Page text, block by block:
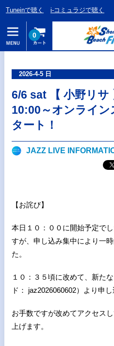
Tuneinで聴く i-コミュラジで聴く
0
2026-4-5 日
6/6 sat 【 小野リサ
10:00～オンライン
タート！
JAZZ LIVE
【お詫び】
本日１０：００に開始予定で
すが、申し込み集中により一
た。
１０：３５頃に改めて、新た
ド：
jaz2026060602）より申し
お手数ですが改めてアクセス
上げます。